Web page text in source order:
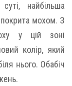
найбільша
покрита мохом. З
у цій зоні
колір, який
нього. Обабіч